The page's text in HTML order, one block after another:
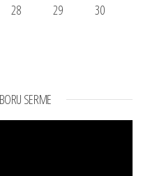
28 29
30
SERME